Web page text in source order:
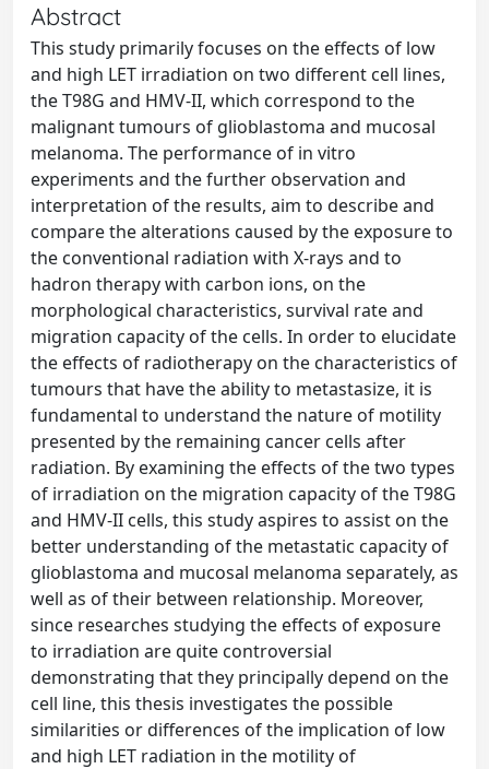
Abstract
This study primarily focuses on the effects of low
and high LET irradiation on two different cell lines,
the T98G and HMV-II, which correspond to the
malignant tumours of glioblastoma and mucosal
melanoma. The performance of in vitro
experiments and the further observation and
interpretation of the results, aim to describe and
compare the alterations caused by the exposure to
the conventional radiation with X-rays and to
hadron therapy with carbon ions, on the
morphological characteristics, survival rate and
migration capacity of the cells. In order to elucidate
the effects of radiotherapy on the characteristics of
tumours that have the ability to metastasize, it is
fundamental to understand the nature of motility
presented by the remaining cancer cells after
radiation. By examining the effects of the two types
of irradiation on the migration capacity of the T98G
and HMV-II cells, this study aspires to assist on the
better understanding of the metastatic capacity of
glioblastoma and mucosal melanoma separately, as
well as of their between relationship. Moreover,
since researches studying the effects of exposure
to irradiation are quite controversial
demonstrating that they principally depend on the
cell line, this thesis investigates the possible
similarities or differences of the implication of low
and high LET radiation in the motility of